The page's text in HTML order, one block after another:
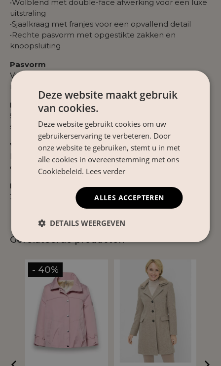
•Wolblend met double-face afwerking voor een luxe
uitstraling
•Sjaalkraag met franjes voor een opvallend detail
•Rechte pasvorm met opgestikte zakken en
knoopsluiting
Pasvorm
Valt recht langs het lichaam en biedt voldoende
ruimte voor laagjes eronder.
Materiaal
50% wol, 45% polyester, 5% overige vezels – warm,
stevig en comfortabel met een zachte touch.
Verzorgingsinstructies
Niet wassen. Professioneel laten reinigen. Niet in de
droger en niet strijken.
Product Nr.
263912
Gerelateerde producten
- 40%
Deze website maakt gebruik
van cookies.
Deze website gebruikt cookies om uw
gebruikerservaring te verbeteren. Door
onze website te gebruiken, stemt u in met
alle cookies in overeenstemming met ons
Cookiebeleid. Lees verder
ALLES ACCEPTEREN
DETAILS WEERGEVEN